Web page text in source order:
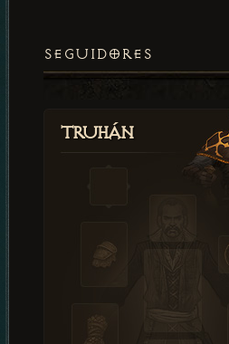
SEGUIDORES
Truhán